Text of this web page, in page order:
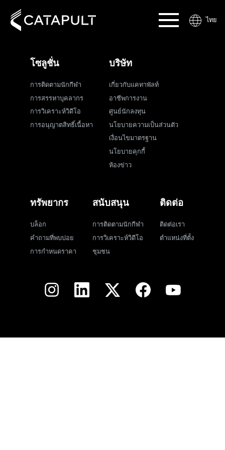
ไทย
โซลูชั่น
การติดตามนักกีฬา
การสรรหาบุคลากร
การวิเคราะห์วิดีโอ
การอนุญาตสิทธิ์เนื้อหา
บริษัท
เกี่ยวกับแคทาพัลท์
อาชีพการงาน
ศูนย์นักลงทุน
นโยบายความเป็นส่วนตัว
เงื่อนไขมาตรฐาน
นโยบายคุกกี้
ห้องข่าว
ทรัพยากร
บล็อก
คำถามที่พบบ่อย
การกำหนดราคา
สนับสนุน
การติดตามนักกีฬา
การวิเคราะห์วิดีโอ
ชุมชน
ติดต่อ
ติดต่อเรา
ตำแหน่งที่ตั้ง